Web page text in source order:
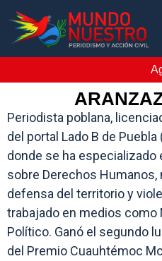
Periodista poblana,
del portal Lado B de
donde se ha especializado
sobre Derechos
defensa del territorio y
trabajado en medios como
Político. Ganó el segundo
del Premio Cuauhtémoc